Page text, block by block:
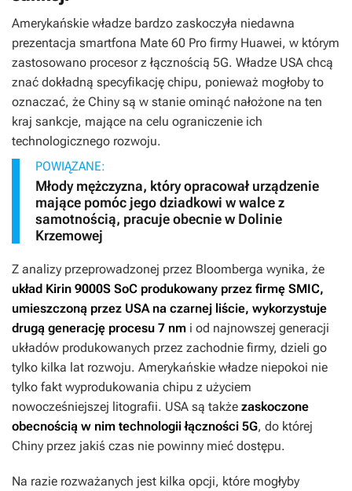
Amerykańskie władze bardzo zaskoczyła niedawna
prezentacja smartfona Mate 60 Pro firmy Huawei, w którym
zastosowano procesor z łącznością 5G. Władze USA chcą
znać dokładną specyfikację chipu, ponieważ mogłoby to
oznaczać, że Chiny są w stanie ominąć nałożone na ten
kraj sankcje, mające na celu ograniczenie ich
technologicznego rozwoju.
POWIĄZANE:
Młody mężczyzna, który opracował urządzenie
mające pomóc jego dziadkowi w walce z
samotnością, pracuje obecnie w Dolinie
Krzemowej
Z analizy przeprowadzonej przez Bloomberga wynika, że
układ Kirin 9000S SoC produkowany przez firmę SMIC,
umieszczoną przez USA na czarnej liście, wykorzystuje
drugą generację procesu 7 nm i od najnowszej generacji
układów produkowanych przez zachodnie firmy, dzieli go
tylko kilka lat rozwoju. Amerykańskie władze niepokoi nie
tylko fakt wyprodukowania chipu z użyciem
nowocześniejszej litografii. USA są także zaskoczone
obecnością w nim technologii łączności 5G, do której
Chiny przez jakiś czas nie powinny mieć dostępu.
Na razie rozważanych jest kilka opcji, które mogłyby